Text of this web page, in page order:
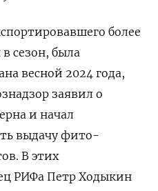
более
​сезон, была
весной 2024 года,
заявил о
и начал
выдачу фито-
В этих
РИФа Петр Ходыкин